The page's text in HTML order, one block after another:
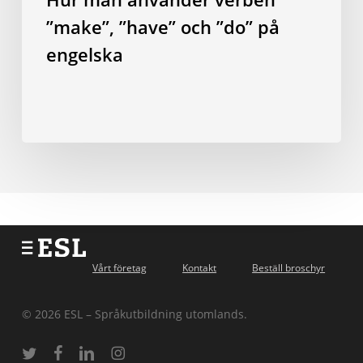
”make”, ”have” och ”do” på
engelska
Vårt företag Kontakt Beställ broschyr
© 2026 ESL – Språkutbildning utomlands.
twitterfacebooklinkedininstagram